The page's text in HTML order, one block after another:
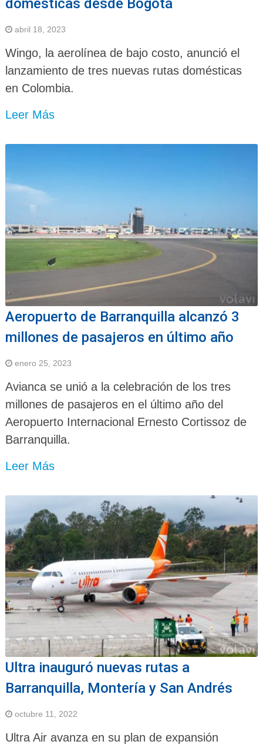
domésticas desde Bogotá
abril 18, 2023
Wingo, la aerolínea de bajo costo, anunció el
lanzamiento de tres nuevas rutas domésticas
en Colombia.
Leer Más
Aeropuerto de Barranquilla alcanzó 3
millones de pasajeros en último año
enero 25, 2023
Avianca se unió a la celebración de los tres
millones de pasajeros en el último año del
Aeropuerto Internacional Ernesto Cortissoz de
Barranquilla.
Leer Más
Ultra inauguró nuevas rutas a
Barranquilla, Montería y San Andrés
octubre 11, 2022
Ultra Air avanza en su plan de expansión